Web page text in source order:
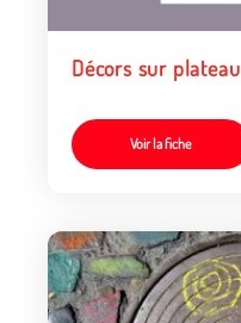
Décors sur plateau
Voir la fiche